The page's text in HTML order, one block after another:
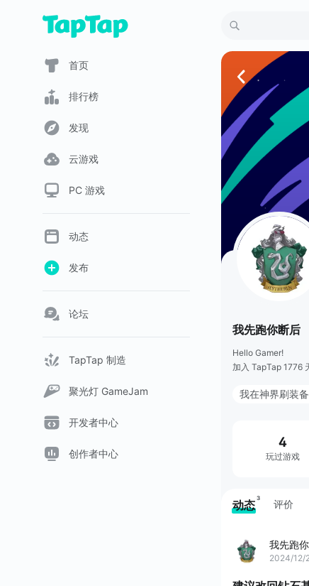
首页
排行榜
发现
云游戏
PC 游戏
动态
发布
论坛
TapTap 制造
聚光灯 GameJam
开发者中心
创作者中心
我先跑你断后
Hello Gamer!
加入 TapTap 1776
我在神界刷装备
4
玩过游戏
动态 3 评价
我先跑
2024/12/